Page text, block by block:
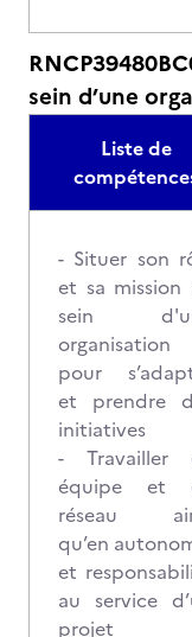
sein d’une
Liste de
- Situer son
et sa mission
sein
organisation
pour
et prendre
initiatives
- Travailler
équipe et
réseau
qu’en
et
au service
projet